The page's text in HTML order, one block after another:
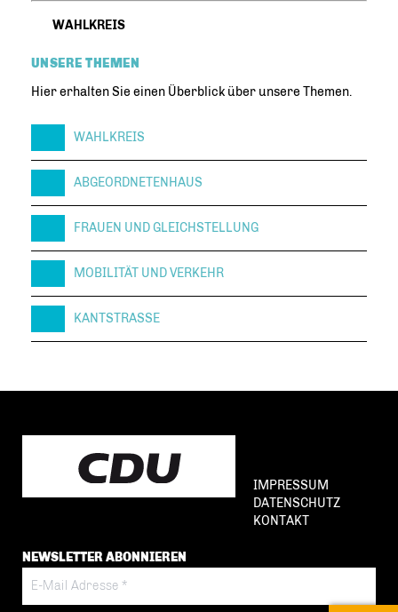
WAHLKREIS
UNSERE THEMEN
Hier erhalten Sie einen Überblick über unsere Themen.
WAHLKREIS
ABGEORDNETENHAUS
FRAUEN UND GLEICHSTELLUNG
MOBILITÄT UND VERKEHR
KANTSTRASSE
IMPRESSUM
DATENSCHUTZ
KONTAKT
NEWSLETTER ABONNIEREN